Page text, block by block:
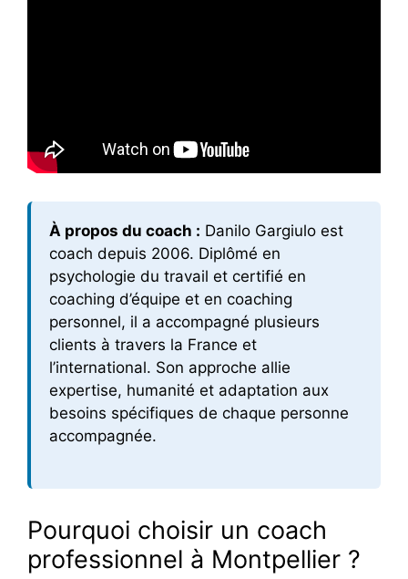
À propos du coach : Danilo Gargiulo est
coach depuis 2006. Diplômé en
psychologie du travail et certifié en
coaching d’équipe et en coaching
personnel, il a accompagné plusieurs
clients à travers la France et
l’international. Son approche allie
expertise, humanité et adaptation aux
besoins spécifiques de chaque personne
accompagnée.
Pourquoi choisir un coach
professionnel à Montpellier ?